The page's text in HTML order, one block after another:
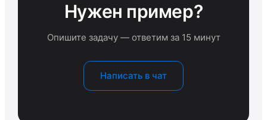
Нужен пример?
Опишите задачу — ответим за 15 минут
Написать в чат